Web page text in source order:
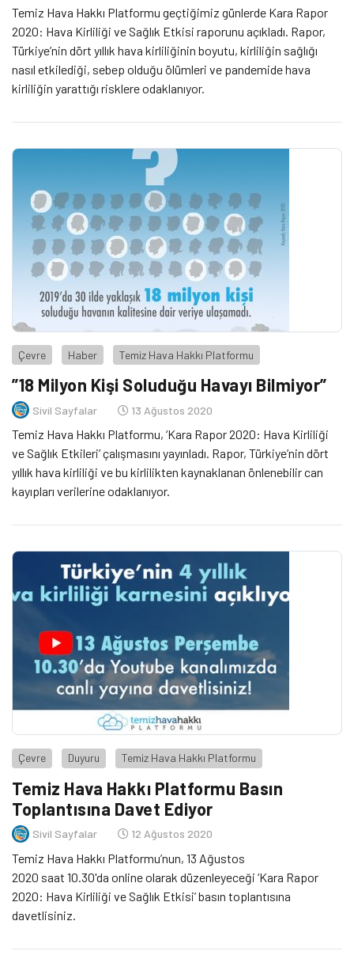
Temiz Hava Hakkı Platformu geçtiğimiz günlerde Kara Rapor
2020: Hava Kirliliği ve Sağlık Etkisi raporunu açıkladı. Rapor,
Türkiye’nin dört yıllık hava kirliliğinin boyutu, kirliliğin sağlığı
nasıl etkilediği, sebep olduğu ölümleri ve pandemide hava
kirliliğin yarattığı risklere odaklanıyor.
Çevre Haber Temiz Hava Hakkı Platformu
”18 Milyon Kişi Soluduğu Havayı Bilmiyor”
Sivil Sayfalar 13 Ağustos 2020
Temiz Hava Hakkı Platformu, ‘Kara Rapor 2020: Hava Kirliliği
ve Sağlık Etkileri’ çalışmasını yayınladı. Rapor, Türkiye’nin dört
yıllık hava kirliliği ve bu kirlilikten kaynaklanan önlenebilir can
kayıpları verilerine odaklanıyor.
Çevre Duyuru Temiz Hava Hakkı Platformu
Temiz Hava Hakkı Platformu Basın
Toplantısına Davet Ediyor
Sivil Sayfalar 12 Ağustos 2020
Temiz Hava Hakkı Platformu’nun, 13 Ağustos
2020 saat 10.30'da online olarak düzenleyeceği ‘Kara Rapor
2020: Hava Kirliliği ve Sağlık Etkisi’ basın toplantısına
davetlisiniz.